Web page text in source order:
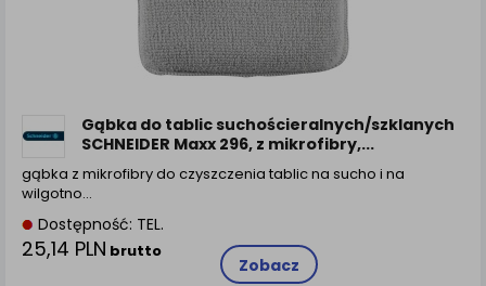
Gąbka do tablic suchościeralnych/szklanych
SCHNEIDER Maxx 296, z mikrofibry,...
gąbka z mikrofibry do czyszczenia tablic na sucho i na
wilgotno…
Dostępność: TEL.
25,14 PLN brutto
Zobacz